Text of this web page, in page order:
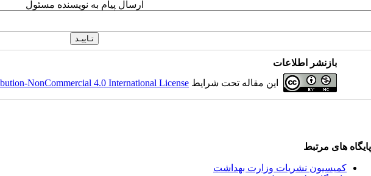
ارسال پیام به نویسنده مسئول
بازنشر اطلاعات
این مقاله تحت شرایط NonCommercial 4.0 International License
پایگاه های مرتبط
کمیسیون نشریات وزارت بهداشت